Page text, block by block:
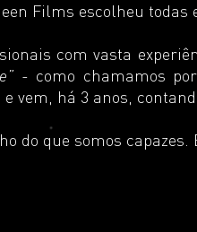
Films escolheu todas
com vasta
- como chamamos
vem, há 3 anos,
do que somos